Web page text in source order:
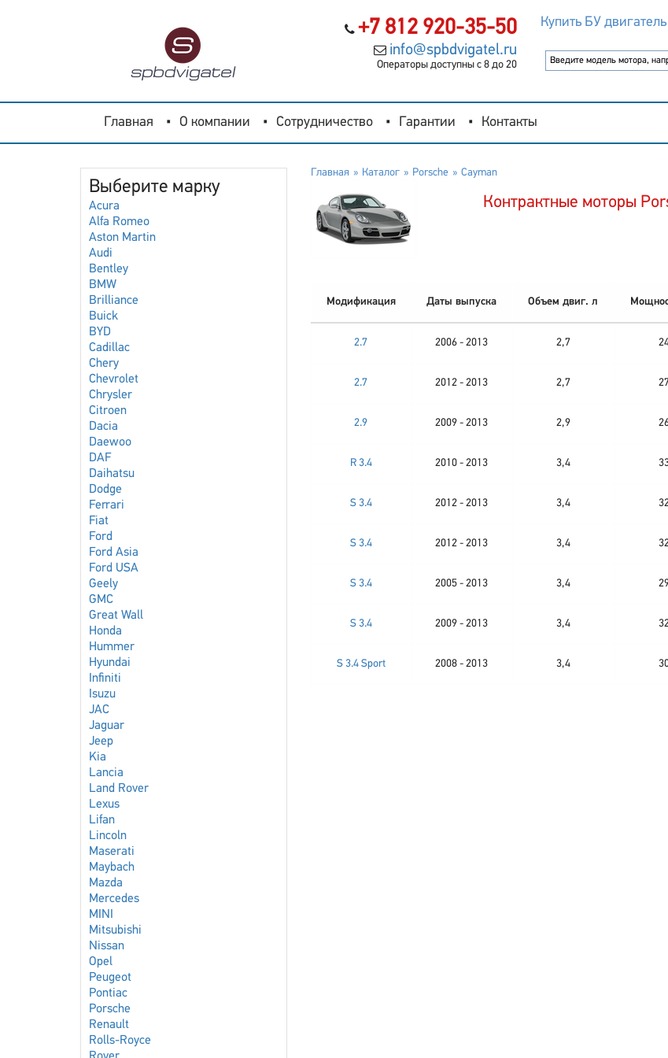
+7 812 920-35-50
info@spbdvigatel.ru
Операторы доступны с 8 до 20
Купить БУ
Главная О компании Сотрудничество Гарантии Контакты
Выберите марку
Acura
Alfa Romeo
Aston Martin
Audi
Bentley
BMW
Brilliance
Buick
BYD
Cadillac
Chery
Chevrolet
Chrysler
Citroen
Dacia
Daewoo
DAF
Daihatsu
Dodge
Ferrari
Fiat
Ford
Ford Asia
Ford USA
Geely
GMC
Great Wall
Honda
Hummer
Hyundai
Infiniti
Isuzu
JAC
Jaguar
Jeep
Kia
Lancia
Land Rover
Lexus
Lifan
Lincoln
Maserati
Maybach
Mazda
Mercedes
MINI
Mitsubishi
Nissan
Opel
Peugeot
Pontiac
Porsche
Renault
Rolls-Royce
Главная Каталог Porsche Cayman
Контрактные моторы
Модификация Даты выпуска Объем двиг. л
2.7 2006 - 2013 2,7
2.7 2012 - 2013 2,7
2.9 2009 - 2013 2,9
R 3.4 2010 - 2013 3,4
S 3.4 2012 - 2013 3,4
S 3.4 2012 - 2013 3,4
S 3.4 2005 - 2013 3,4
S 3.4 2009 - 2013 3,4
S 3.4 Sport 2008 - 2013 3,4